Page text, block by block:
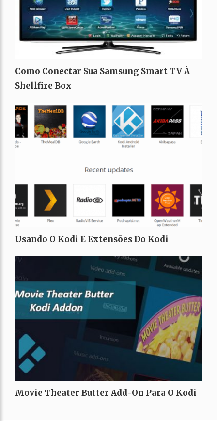
Como Conectar Sua Samsung Smart TV À
Shellfire Box
Usando O Kodi E Extensões Do Kodi
Movie Theater Butter Add-On Para O Kodi